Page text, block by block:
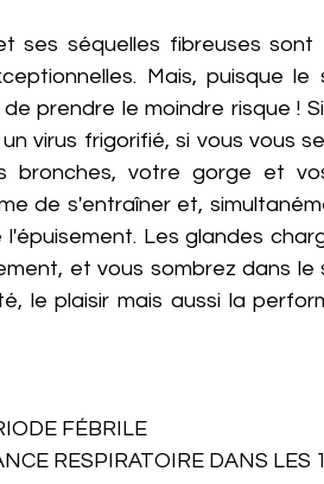
ses séquelles fibreuses sont
Mais, puisque
prendre le moindre risque !
virus frigorifié, si vous vous
bronches, votre gorge et
de s'entraîner et,
Les glandes
et vous sombrez dans le
le plaisir mais aussi la
FÉBRILE
RESPIRATOIRE DANS LES